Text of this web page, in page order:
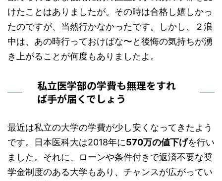
けたことはありましたが。その時は合格し嬉しかっ
たのですが、当然行かなかったです。しかし、２浪
中は、あの時行っておけばな〜と後悔の気持ちが湧
き上がることが何度もありましたよ。
私立医学部の学費も無理をすれ
ば手が届くでしょう
最近は私立の大学の学費が少し安くなってきたよう
です。日本医科大は2018年に570万の値下げを行い
ました。それに、ローンや条件付きで返済不要な奨
学金制度のある大学もあり、チャンスが広がってい